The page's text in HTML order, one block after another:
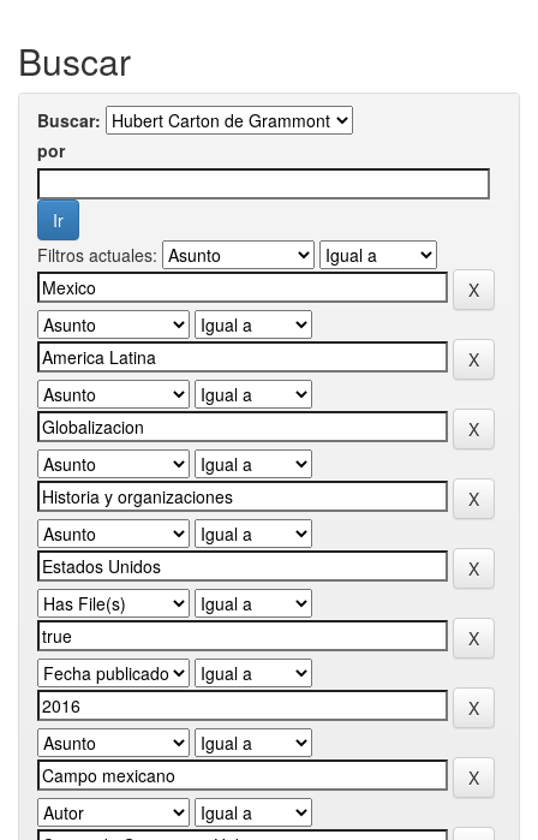
Buscar
Buscar:
por
Filtros actuales: